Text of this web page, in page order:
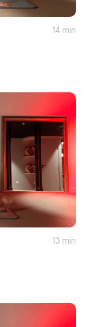
14 min
13 min